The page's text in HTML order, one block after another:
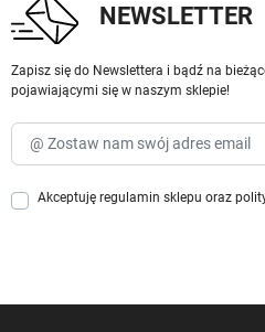
NEWSLETTER
Zapisz się do Newslettera i bądź na
pojawiającymi się w naszym sklepie!
Akceptuję regulamin sklepu oraz